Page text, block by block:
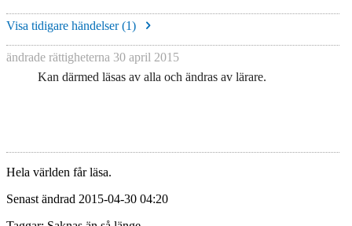
Visa tidigare händelser (1)
ändrade rättigheterna 30 april 2015
Kan därmed läsas av alla och ändras av lärare.
Hela världen får läsa.
Senast ändrad 2015-04-30 04:20